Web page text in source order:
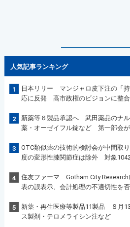
人気記事ランキング
1
日本リリー マンジャロ皮下注の「
応に反発 高市政権のビジョンに整
2
新薬等６製品承認へ 武田薬品のナ
薬・オーゼイフル錠など 第一部会
3
OTC類似薬の技術的検討会が中間取
度の変形性膝関節症は除外 対象
4
住友ファーマ Gotham City
表の誤表示、会計処理の不適切性を
5
新薬・再生医療等製品11製品 ８月
ス製剤・テロメライシン注など